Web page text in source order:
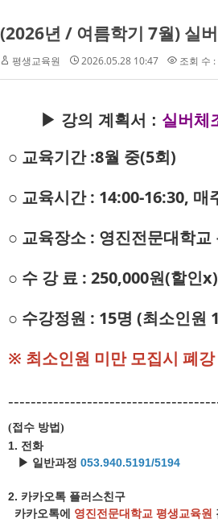
(2026년 / 여름학기 7월) 실
평생교육원 2026.05.28 10:47 조회 수 :
▶ 강의 계획서 : 실버체
○ 교육기간:8월 중(5회)
○ 교육시간 : 14:00-16:30, 매
○ 교육장소 : 영진전문대학
○ 수 강 료 : 250,000원(할인x)
○ 수강정원 : 15명 (최소인원
※ 최소인원 미만 모집시 폐
(접수 방법 )
1. 전화
▶ 일반과정 053.940.5191/5194
2. 카카오톡 플러스친구
카카오톡에 영진전문대학교 평생교육원